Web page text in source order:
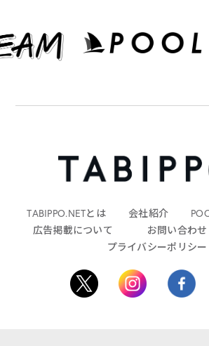
TABIPPO.NETとは 会社紹介
広告掲載について
お問い合わせ
プライバシーポリシー